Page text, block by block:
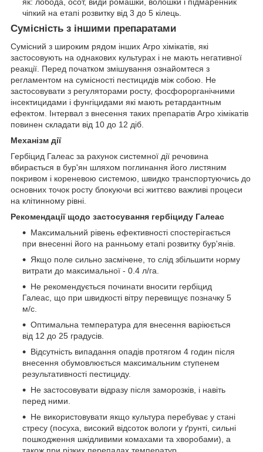
як: лобода, осот, види ромашки, волошки і підмаренник
чіпкий на етапі розвитку від 3 до 5 кілець.
Сумісність з іншими препаратами
Сумісний з широким рядом інших Агро хімікатів, які
застосовують на однакових культурах і не мають негативної
реакції. Перед початком змішування ознайомтеся з
регламентом на сумісності пестицидів між собою. Не
застосовувати з регуляторами росту, фосфорорганічними
інсектицидами і фунгіцидами які мають ретардантным
ефектом. Інтервал з внесення таких препаратів Агро хімікатів
повинен складати від 10 до 12 діб.
Механізм дії
Гербіцид Галеас за рахунок системної дії речовина
вбирається в бур'ян шляхом поглинання його листяним
покривом і кореневою системою, швидко транспортуючись до
основних точок росту блокуючи всі життєво важливі процеси
на клітинному рівні.
Рекомендації щодо застосування гербіциду Галеас
Максимальний рівень ефективності спостерігається
при внесенні його на ранньому етапі розвитку бур'янів.
Якщо поле сильно засмічене, то слід збільшити норму
витрати до максимальної - 0.4 л/га.
Не рекомендується починати вносити гербіцид
Галеас, що при швидкості вітру перевищує позначку 5
м/с.
Оптимальна температура для внесення варіюється
від 12 до 25 градусів.
Відсутність випадання опадів протягом 4 годин після
внесення обумовлюється максимальним ступенем
результативності пестициду.
Не застосовувати відразу після заморозків, і навіть
перед ними.
Не використовувати якщо культура перебуває у стані
стресу (посуха, високий відсоток вологи у ґрунті, сильні
пошкодження шкідливими комахами та хворобами), а